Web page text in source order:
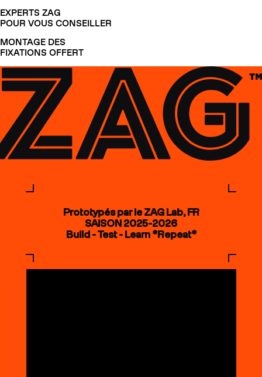
EXPERTS ZAG
POUR VOUS CONSEILLER
MONTAGE DES
FIXATIONS OFFERT
Prototypés par le ZAG Lab, FR
SAISON 2025-2026
Build - Test - Learn *Repeat*